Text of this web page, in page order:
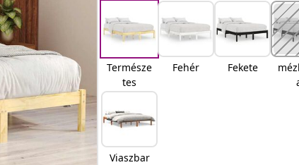
Természe
tes
Fehér Fekete
Viaszbar